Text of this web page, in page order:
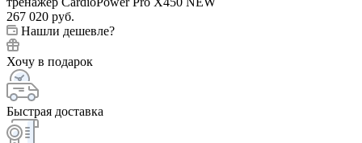
267 020 руб.
Нашли дешевле?
Хочу в подарок
Быстрая доставка